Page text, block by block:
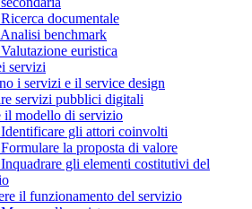
documentale
benchmark
euristica
servizi
i servizi e il service design
servizi pubblici digitali
il modello di servizio
gli attori coinvolti
la proposta di valore
gli elementi costitutivi del
il funzionamento del servizio